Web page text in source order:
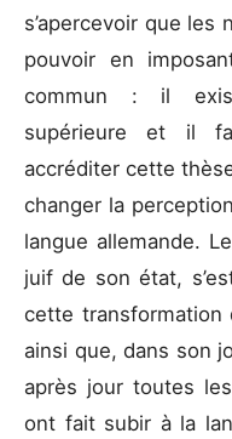
s’apercevoir que les
pouvoir en
commun : il
supérieure et il
accréditer cette
changer la
langue allemande.
juif de son état,
cette transformation
ainsi que, dans son
après jour toutes
ont fait subir à la